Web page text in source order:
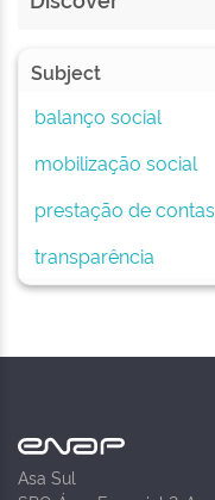
Subject
balanço social
mobilização social
prestação de contas
transparência
Asa Sul